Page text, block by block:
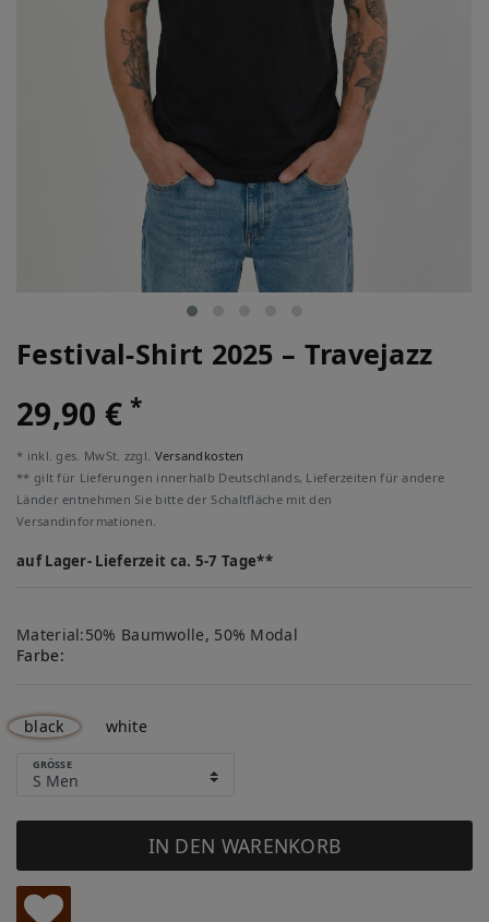
Festival-Shirt 2025 – Travejazz
29,90 €*
* inkl. ges. MwSt. zzgl. Versandkosten
** gilt für Lieferungen innerhalb Deutschlands, Lieferzeiten für andere
Länder entnehmen Sie bitte der Schaltfläche mit den
Versandinformationen.
auf Lager- Lieferzeit ca. 5-7 Tage**
Material:50% Baumwolle, 50% Modal
Farbe:
black white
GRÖSSE
IN DEN WARENKORB